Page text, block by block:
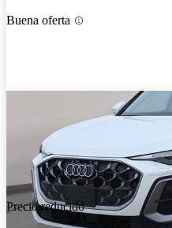
Buena oferta
Precio reducido